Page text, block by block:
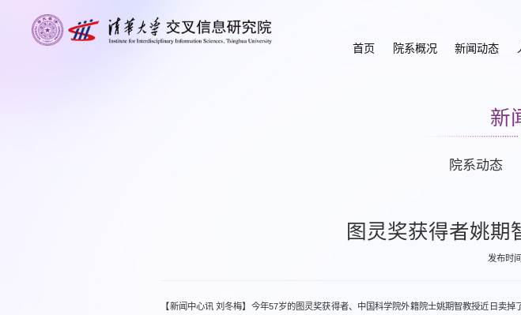
首页 院系概况 新闻动态
新
院系动态
图灵奖获得者姚期
发布时
【新闻中心讯 刘冬梅】今年57岁的图灵奖获得者、中国科学院外籍院士姚期智教授近日卖